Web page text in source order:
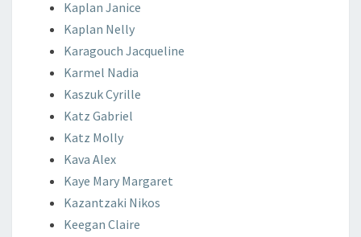
Kaplan Janice
Kaplan Nelly
Karagouch Jacqueline
Karmel Nadia
KaszukCyrille
Katz Gabriel
Katz Molly
Kava Alex
Kaye Mary Margaret
Kazantzaki Nikos
Keegan Claire